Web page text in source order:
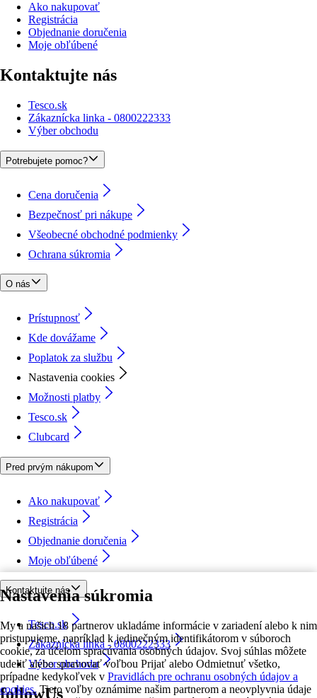
Nastavenia súkromia
My a našich 18 partnerov ukladáme informácie v zariadení alebo k nim
pristupujeme, napríklad k jedinečným identifikátorom v súboroch
cookie, za účelom spracúvania osobných údajov. Svoj súhlas môžete
udeliť alebo spravovať voľbou Prijať alebo Odmietnuť všetko,
prípadne kedykoľvek v Pravidlách pre ochranu osobných údajov a
cookies. Tieto voľby oznámime našim partnerom a neovplyvnia údaje
Ako nakupovať
Registrácia
Objednanie doručenia
Moje obľúbené
Kontaktujte nás
Tesco.sk
Zákaznícka linka - 0800222333
Výber obchodu
Potrebujete pomoc?
Cena doručenia
Bezpečnosť pri nákupe
Všeobecné obchodné podmienky
Ochrana súkromia
O nás
Prístupnosť
Kde dovážame
Poplatok za službu
Nastavenia cookies
Možnosti platby
Tesco.sk
Clubcard
Pred prvým nákupom
Ako nakupovať
Registrácia
Objednanie doručenia
Moje obľúbené
Kontaktujte nás
Tesco.sk
Zákaznícka linka - 0800222333
Výber obchodu
followUs